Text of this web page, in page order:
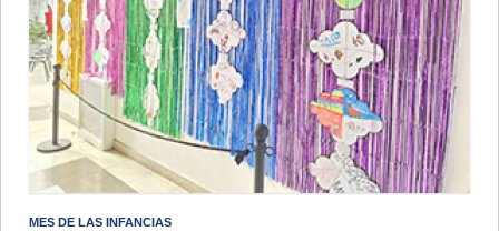
​MES DE LAS INFANCIAS